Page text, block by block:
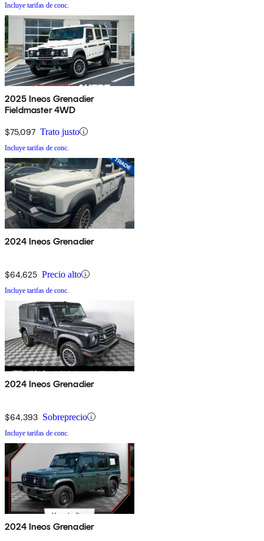
Incluye tarifas de conc.
2025 Ineos Grenadier
Fieldmaster 4WD
$75,097 Trato justo
Incluye tarifas de conc.
2024 Ineos Grenadier
$64,625 Precio alto
Incluye tarifas de conc.
2024 Ineos Grenadier
$64,393 Sobreprecio
Incluye tarifas de conc.
2024 Ineos Grenadier